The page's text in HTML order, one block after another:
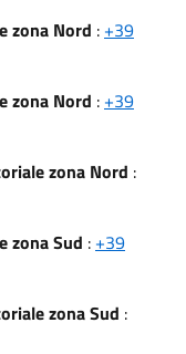
zona Nord : +39
zona Nord : +39
zona Nord :
zona Sud : +39
zona Sud :